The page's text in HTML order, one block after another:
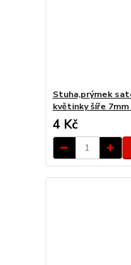
Stuha,prýmek
květinky šíře
4 Kč